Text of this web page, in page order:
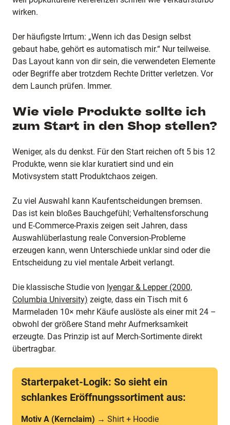
wirken.
Der häufigste Irrtum: „Wenn ich das Design selbst
gebaut habe, gehört es automatisch mir.“ Nur teilweise.
Das Layout kann von dir sein, die verwendeten Elemente
oder Begriffe aber trotzdem Rechte Dritter verletzen. Vor
dem Launch prüfen. Immer.
Wie viele Produkte sollte ich
zum Start in den Shop stellen?
Weniger, als du denkst. Für den Start reichen oft 5 bis 12
Produkte, wenn sie klar kuratiert sind und ein
Motivsystem statt Produktchaos zeigen.
Zu viel Auswahl kann Kaufentscheidungen bremsen.
Das ist kein bloßes Bauchgefühl; Verhaltensforschung
und E-Commerce-Praxis zeigen seit Jahren, dass
Auswahlüberlastung reale Conversion-Probleme
erzeugen kann, wenn Unterschiede unklar sind oder die
Entscheidung zu viel mentale Arbeit verlangt.
Die klassische Studie von Iyengar & Lepper (2000,
Columbia University) zeigte, dass ein Tisch mit 6
Marmeladen 10× mehr Käufe auslöste als einer mit 24 –
obwohl der größere Stand mehr Aufmerksamkeit
erzeugte. Das Prinzip ist auf Merch-Sortimente direkt
übertragbar.
Starterpaket-Logik: So sieht ein
schlankes Eröffnungssortiment aus:
Motiv A (Kernclaim) → Shirt + Hoodie